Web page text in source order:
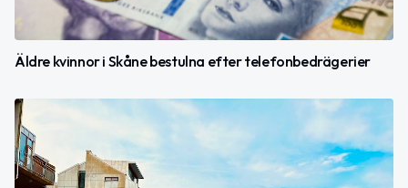
Äldre kvinnor i Skåne bestulna efter telefonbedrägerier